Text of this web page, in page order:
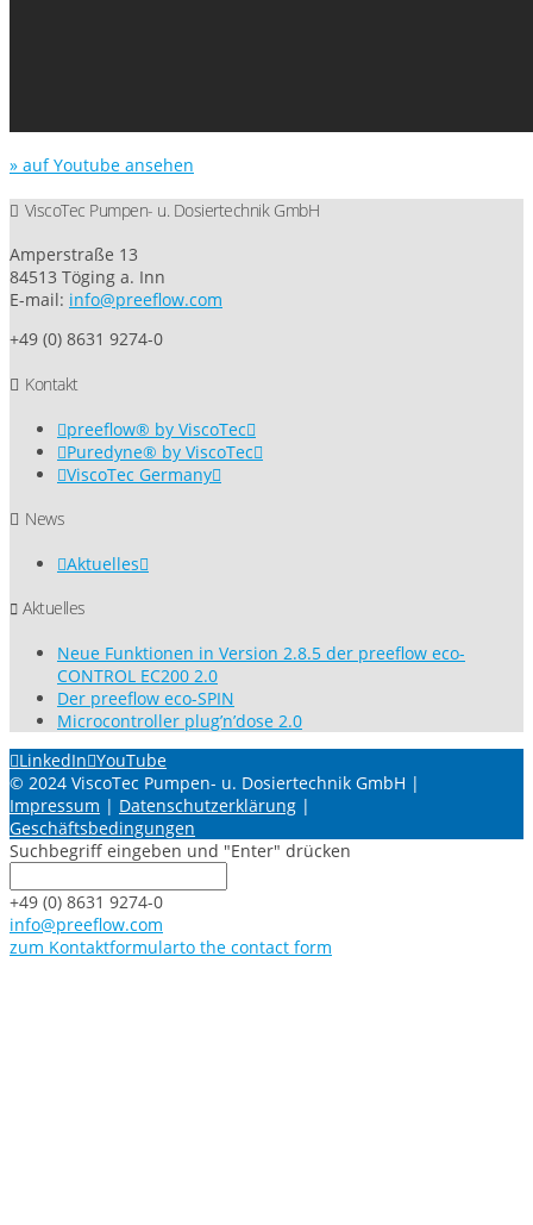
» auf Youtube ansehen
ViscoTec Pumpen- u. Dosiertechnik GmbH
Amperstraße 13
84513 Töging a. Inn
E-mail: info@preeflow.com
+49 (0) 8631 9274-0
Kontakt
preeflow® by ViscoTec
Puredyne® by ViscoTec
ViscoTec Germany
News
Aktuelles
Aktuelles
Neue Funktionen in Version 2.8.5 der preeflow eco-
CONTROL EC200 2.0
Der preeflow eco-SPIN
Microcontroller plug’n’dose 2.0
LinkedIn YouTube
© 2024 ViscoTec Pumpen- u. Dosiertechnik GmbH |
Impressum | Datenschutzerklärung |
Geschäftsbedingungen
Suchbegriff eingeben und "Enter" drücken
+49 (0) 8631 9274-0
info@preeflow.com
zum Kontaktformularto the contact form